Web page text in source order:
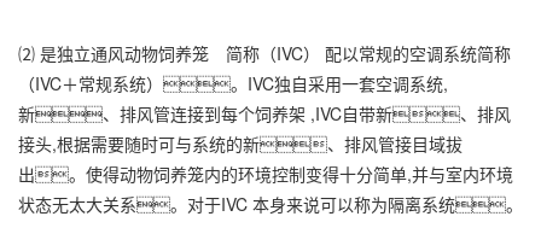
⑵ 是独立通风动物饲养笼 简称（IVC） 配以常规的空调系统简称
（IVC＋常规系统）。IVC独自采用一套空调系统,
新、排风管连接到每个饲养架 ,IVC自带新、排风
接头,根据需要随时可与系统的新、排风管接目域拔
出。使得动物饲养笼内的环境控制变得十分简单,并与室内环境
状态无太大关系。对于IVC 本身来说可以称为隔离系统。